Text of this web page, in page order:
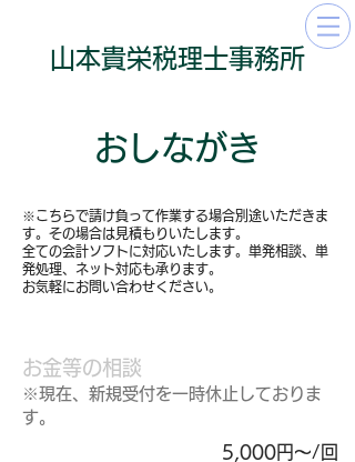
​山本貴栄​​​税理士事務所
​おしながき
※こちらで請け負って作業する場合別途いただきま
す。その場合は見積もりいたします。
全ての会計ソフトに対応いたします。単発相談、単
発処理、ネット対応も承ります。
お気軽にお問い合わせください。
​お金等の相談
※現在、新規受付を一時休止しておりま
す。
5,000円〜/回